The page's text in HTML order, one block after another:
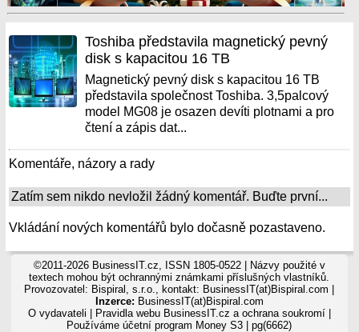
Toshiba představila magnetický pevný
disk s kapacitou 16 TB
Magnetický pevný disk s kapacitou 16 TB
představila společnost Toshiba. 3,5palcový
model MG08 je osazen devíti plotnami a pro
čtení a zápis dat...
Komentáře, názory a rady
Zatím sem nikdo nevložil žádný komentář. Buďte první...
Vkládání nových komentářů bylo dočasně pozastaveno.
©2011-2026 BusinessIT.cz, ISSN 1805-0522 | Názvy použité v
textech mohou být ochrannými známkami příslušných vlastníků.
Provozovatel: Bispiral, s.r.o., kontakt: BusinessIT(at)Bispiral.com |
Inzerce: BusinessIT(at)Bispiral.com
O vydavateli
Pravidla webu BusinessIT.cz a ochrana soukromí|
Používámeúčetní program Money S3 | pg(6662)